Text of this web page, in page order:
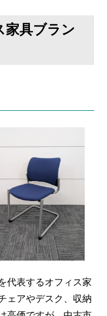
家具ブラン
代表するオフィス家
ェアやデスク、収納